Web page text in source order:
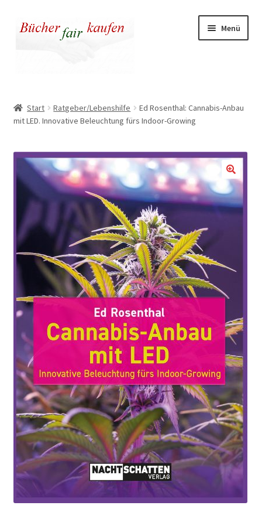
Zur
Navigation
Zum
Inhalt
Menü
Kasse
Warenkorb
Warum fair kaufen
Start Ratgeber/Lebenshilfe
Ed Rosenthal: Cannabis-Anbau
mit LED. Innovative Beleuchtung fürs Indoor-Growing